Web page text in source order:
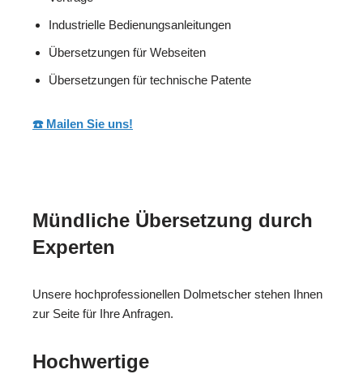
Industrielle Bedienungsanleitungen
Übersetzungen für Webseiten
Übersetzungen für technische Patente
☎️ Mailen Sie uns!
Mündliche Übersetzung durch
Experten
Unsere hochprofessionellen Dolmetscher stehen Ihnen
zur Seite für Ihre Anfragen.
Hochwertige